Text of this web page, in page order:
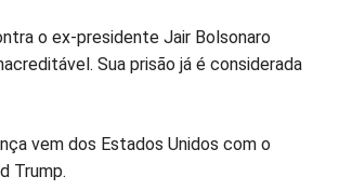
no
no
no
o ex-presidente Jair Bolsonaro
Sua prisão já é considerada
vem dos Estados Unidos com o
Trump.